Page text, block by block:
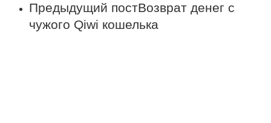
Предыдущий постВозврат денег с
чужого Qiwi кошелька